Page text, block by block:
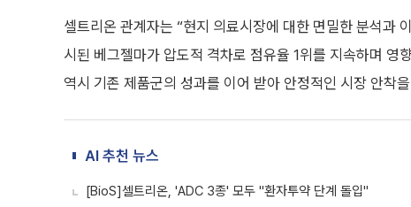
셀트리온 관계자는 “현지 의료시장에 대한 면밀한 분석과
시된 베그젤마가 압도적 격차로 점유율 1위를 지속하며 영
역시 기존 제품군의 성과를 이어 받아 안정적인 시장 안착
AI 추천 뉴스
[BioS]셀트리온, 'ADC 3종' 모두 "환자투약 단계 돌입"